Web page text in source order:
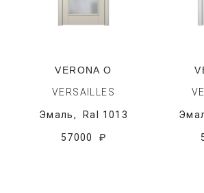
VERONA O
VERSAILLES
Эмаль, Ral 1013
57000 ₽